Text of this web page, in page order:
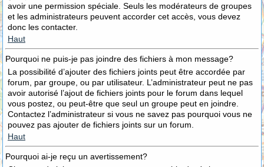
avoir une permission spéciale. Seuls les modérateurs de groupes
et les administrateurs peuvent accorder cet accès, vous devez
donc les contacter.
Haut
Pourquoi ne puis-je pas joindre des fichiers à mon message?
La possibilité d’ajouter des fichiers joints peut être accordée par
forum, par groupe, ou par utilisateur. L’administrateur peut ne pas
avoir autorisé l’ajout de fichiers joints pour le forum dans lequel
vous postez, ou peut-être que seul un groupe peut en joindre.
Contactez l’administrateur si vous ne savez pas pourquoi vous ne
pouvez pas ajouter de fichiers joints sur un forum.
Haut
Pourquoi ai-je reçu un avertissement?